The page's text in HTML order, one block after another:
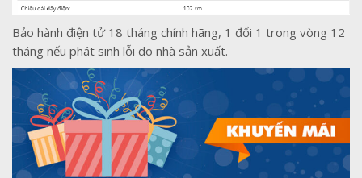
Bảo hành điện tử 18 tháng chính hãng, 1 đổi 1 trong vòng 12
tháng nếu phát sinh lỗi do nhà sản xuất.